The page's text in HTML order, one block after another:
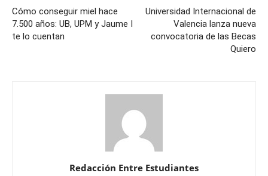
Cómo conseguir miel hace
7.500 años: UB, UPM y Jaume I
te lo cuentan
Universidad Internacional de
Valencia lanza nueva
convocatoria de las Becas
Quiero
Redacción Entre Estudiantes